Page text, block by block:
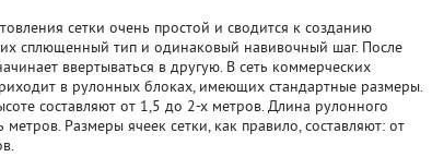
сетки очень простой и сводится к созданию
сплющенный тип и одинаковый навивочный шаг. После
ввертываться в другую. В сеть коммерческих
в рулонных блоках, имеющих стандартные размеры.
составляют от 1,5 до 2-х метров. Длина рулонного
Размеры ячеек сетки, как правило, составляют: от